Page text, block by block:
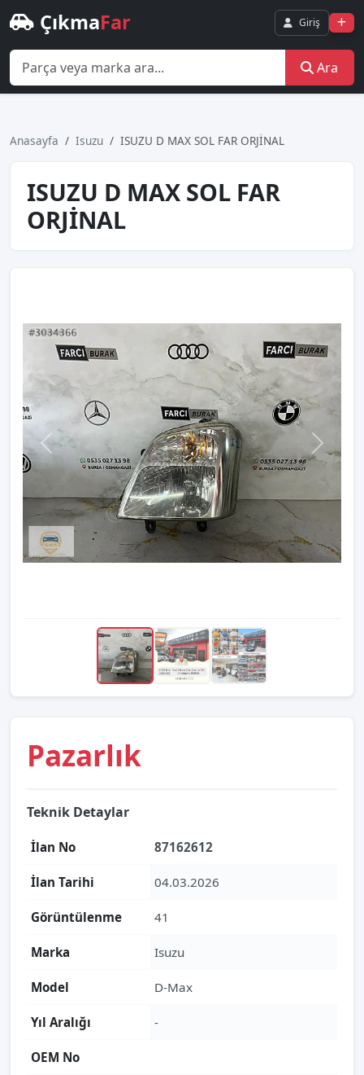
ÇıkmaFar Giriş
Ara
Anasayfa Isuzu ISUZU D MAX SOL FAR ORJİNAL
ISUZU D MAX SOL FAR
ORJİNAL
Pazarlık
Teknik Detaylar
İlan No 87162612
İlan Tarihi 04.03.2026
Görüntülenme 41
Marka Isuzu
Model D-Max
Yıl Aralığı -
OEM No